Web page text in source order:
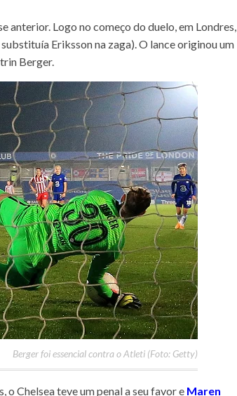
Logo no começo do duelo, em Londres,
Eriksson na zaga). O lance originou um
Berger.
Berger foi essencial contra o Atleti (Foto: Getty)
o Chelsea teve um penal a seu favor e Maren